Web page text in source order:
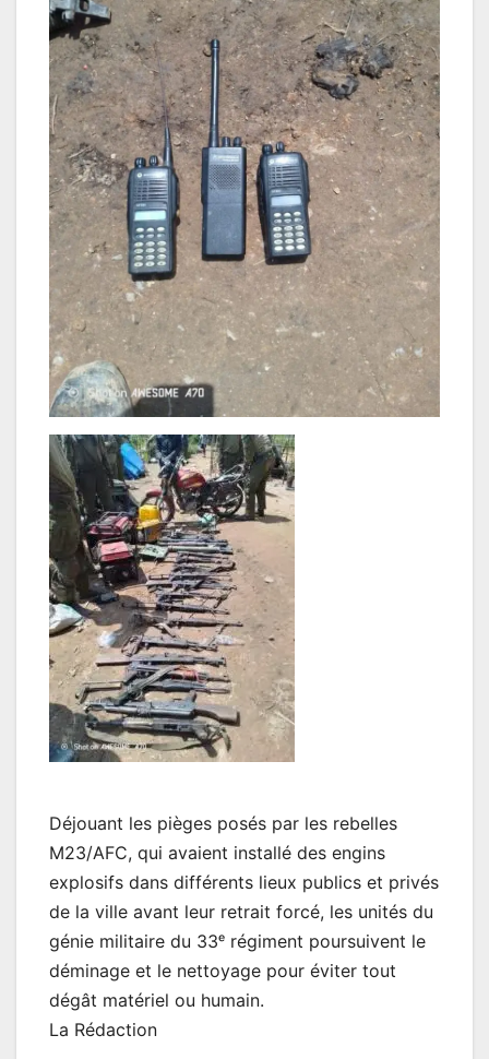
Déjouant les pièges posés par les rebelles
M23/AFC, qui avaient installé des engins
explosifs dans différents lieux publics et privés
de la ville avant leur retrait forcé, les unités du
génie militaire du 33ᵉ régiment poursuivent le
déminage et le nettoyage pour éviter tout
dégât matériel ou humain.
La Rédaction